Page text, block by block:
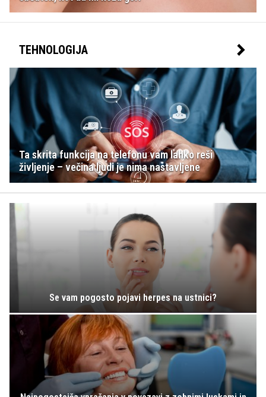
TEHNOLOGIJA
Ta skrita funkcija na telefonu vam lahko reši
življenje – večina ljudi je nima nastavljene
Se vam pogosto pojavi herpes na ustnici?